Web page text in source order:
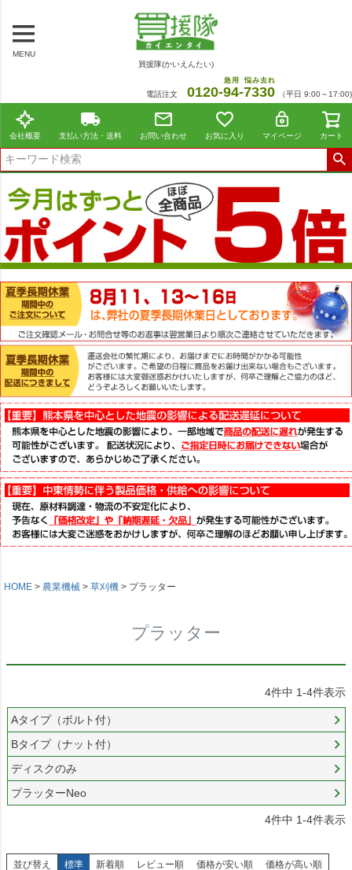
MENU
買援隊(かいえんたい)
電話注文 0120-94
急用
-7330
悩み去れ
（平日 9:00～17:00)
会社概要 支払い方法・送料 お問い合わせ お気に入り マイページ カート
HOME 農業機械 草刈機 プラッター
プラッター
4件中 1-4件表示
Aタイプ（ボルト付）
Bタイプ（ナット付）
ディスクのみ
プラッターNeo
4件中 1-4件表示
並び替え 標準 新着順 レビュー順 価格が安い順 価格が高い順